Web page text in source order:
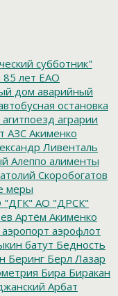
субботник"
85 лет ЕАО
дом аварийный
остановка
агитпоезд аграрии
АЗС Акименко
Ливенталь
Алеппо алименты
Скоробогатов
меры
"ДГК" АО "ДРСК"
Артём Акименко
аэропорт аэрофлот
батут Бедность
Беринг Берл Лазар
Бира Биракан
Арбат